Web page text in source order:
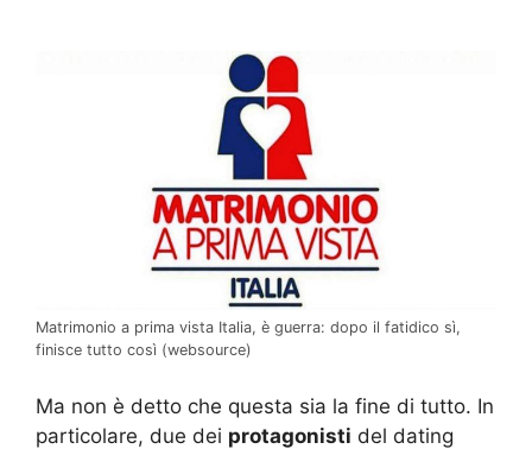
Matrimonio a prima vista Italia, è guerra: dopo il fatidico sì,
finisce tutto così (websource)
Ma non è detto che questa sia la fine di tutto. In
particolare, due dei protagonisti del dating